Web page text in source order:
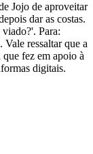
Jojo de aproveitar
dar as costas.
Para:
ressaltar que a
fez em apoio à
digitais.